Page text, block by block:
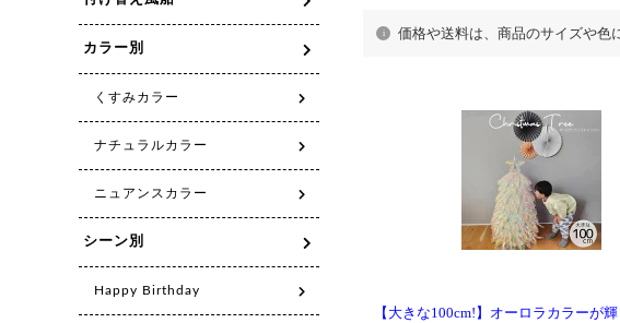
価格や送料は、商品のサイズや色
【大きな100cm!】オーロラカラーが